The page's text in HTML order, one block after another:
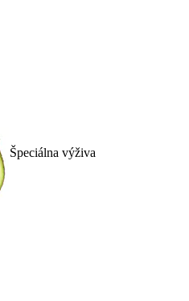
Špeciálna výživa